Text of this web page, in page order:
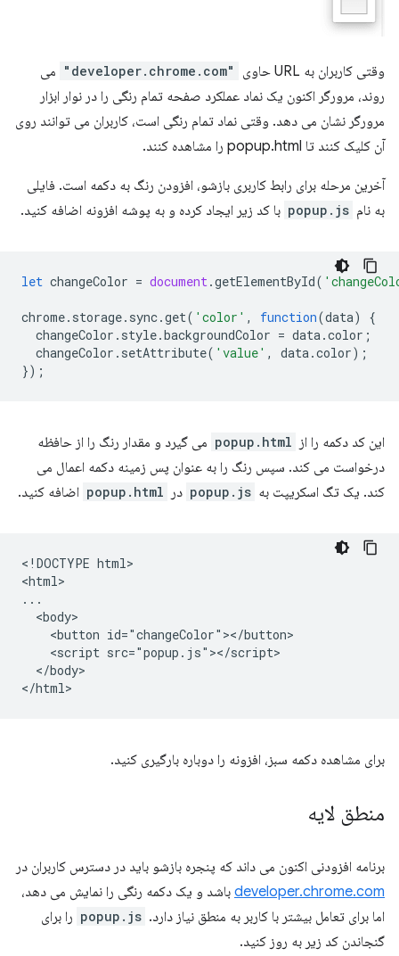
وقتی کاربران به URL حاوی "developer.chrome.com"
می
روند، مرورگر اکنون یک نماد عملکرد صفحه تمام رنگی را در نوار ابزار
مرورگر نشان می دهد. وقتی نماد تمام رنگی است، کاربران می توانند روی
آن کلیک کنند تا popup.html را مشاهده کنند.
آخرین مرحله برای رابط کاربری بازشو، افزودن رنگ به دکمه است. فایلی
به نام popup.js با کد زیر ایجاد کرده و به پوشه افزونه اضافه کنید.
let changeColor = document .getElementById(
chrome. storage. sync.get( 'color' , function(data)
{
changeColor . style.backgroundColor = data .color ;
changeColor . setAttribute( 'value' , data .color);
});
این کد دکمه را از popup.html می گیرد و مقدار رنگ را از حافظه
درخواست می کند. سپس رنگ را به عنوان پس زمینه دکمه اعمال می
کند. یک تگ اسکریپت به popup.js در popup.html اضافه کنید.
<!DOCTYPE html>
<html>
...
  <body>
    <button id="changeColor"></button>
    <script src="popup.js"></script>
  </body>
برای مشاهده دکمه سبز، افزونه را دوباره بارگیری کنید.
منطق لایه
برنامه افزودنی اکنون می داند که پنجره بازشو باید در دسترس کاربران در
developer.chrome.com باشد و یک دکمه رنگی را نمایش می دهد،
اما برای تعامل بیشتر با کاربر به منطق نیاز دارد. popup.js را برای
گنجاندن کد زیر به روز کنید.